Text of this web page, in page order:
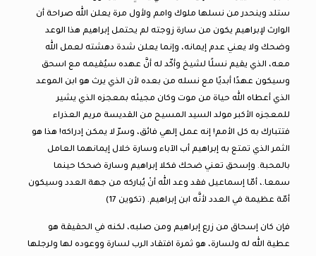
ستلد وينحدر من نسلها ملوك وامم ولأول مرة يعلن الله صراحة أن
الوارث لإبراهيم يكون من سارة زوجته لم يحتمل إبراهيم هذا الوعد
وضحك ولا يعني عدم إيمانه، وإنما يعلن شدة دهشته لعمل الله
معه، الذي يقيم نسلًا لشيخ وأكّد له أنَّ عهده سيُقيمه مع اسحق
وسيكون عهدًا أبديًا مع نسله من بعده لأن الذي يرث هو ابن الموعد
الذي أعطاه الله حياة من موت وكان مجيئه بمعجزه الذي يشير
للمعجزه الأكبر مولد السيد المسيح من القديسة مريم العذراء
فتتبارك به كل الأمم! إنه عمل إلهي فائق، وسرّ لا يمكن إدراكه! هذا هو
الثمر الذي تمتع به إبراهيم أب الآباء وسارة خلال إيمانهما العامل
بالمحبة. وإسحق تعني ضحك فكلا إبراهيم وسارة ضحكا حينما
سمعا.، أمّا إسماعيل فقد وعد الله أنْ يُباركه من جهة العدد وسيكون
أمّة عظيمة في العدد لأنَّه ابن إبراهيم. (تكوين 17)
فإن كان إسحاق من زرع إبراهيم ومن صلبه، لكنه في الحقيقة هو
عطية الله له ولسارة، هو ثمرة افتقاد الرب لسارة ووعوده لها ولرجلها